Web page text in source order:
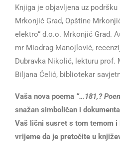
Knjiga je objavljena uz
Mrkonjić Grad, Opštine
elektro“ d.o.o. Mrkonjić Grad.
mr Miodrag Manojlović,
Dubravka Nikolić, lekturu prof.
Biljana Ćelić, bibliotekar
Vaša nova poema “…181,?
snažan simboličan i
Vaš lični susret s tom temom i
vrijeme da je pretočite u